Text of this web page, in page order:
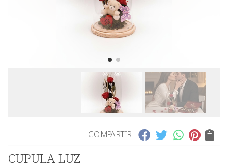
COMPARTIR:
CUPULA LUZ